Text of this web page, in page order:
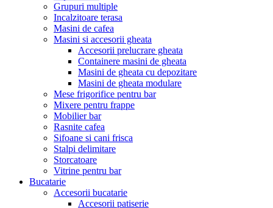
Grupuri multiple
Incalzitoare terasa
Masini de cafea
Masini si accesorii gheata
Accesorii prelucrare gheata
Containere masini de gheata
Masini de gheata cu depozitare
Masini de gheata modulare
Mese frigorifice pentru bar
Mixere pentru frappe
Mobilier bar
Rasnite cafea
Sifoane si cani frisca
Stalpi delimitare
Storcatoare
Vitrine pentru bar
Bucatarie
Accesorii bucatarie
Accesorii patiserie